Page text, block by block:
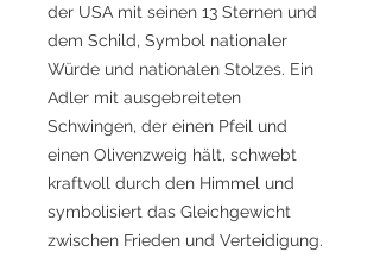
der USA mit seinen 13 Sternen und
dem Schild, Symbol nationaler
Würde und nationalen Stolzes. Ein
Adler mit ausgebreiteten
Schwingen, der einen Pfeil und
einen Olivenzweig hält, schwebt
kraftvoll durch den Himmel und
symbolisiert das Gleichgewicht
zwischen Frieden und Verteidigung.